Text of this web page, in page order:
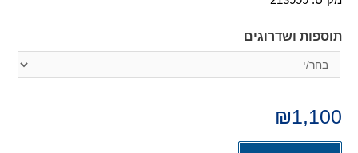
תוספות ושדרוגים
₪1,100